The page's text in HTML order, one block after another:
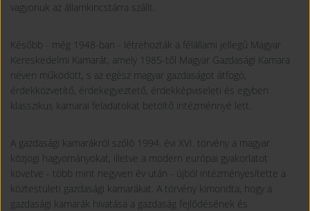
vagyonuk az államkincstárra szállt.
Később - még 1948-ban - létrehozták a félállami jellegű Magyar
Kereskedelmi Kamarát, amely 1985-től Magyar Gazdasági Kamara
néven működött, s az egész magyar gazdaságot átfogó,
érdekközvetítő, érdekegyeztető, érdekképviseleti és egyben
klasszikus kamarai feladatokat betöltő intézménnyé lett.
A gazdasági kamarákról szóló 1994. évi XVI. törvény a magyar
közjogi hagyományokat, illetve a modern európai gyakorlatot
követve - több mint negyven év után - újból intézményesítette a
köztestületi gazdasági kamarákat. A törvény kimondta, hogy a
gazdasági kamarák hivatása a gazdaság fejlődésének és